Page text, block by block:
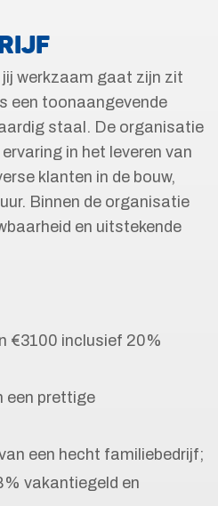
werkzaam gaat zijn zit
een toonaangevende
staal. De organisatie
in het leveren van
klanten in de bouw,
Binnen de organisatie
en uitstekende
€3100 inclusief 20%
een prettige
een hecht familiebedrijf;
vakantiegeld en